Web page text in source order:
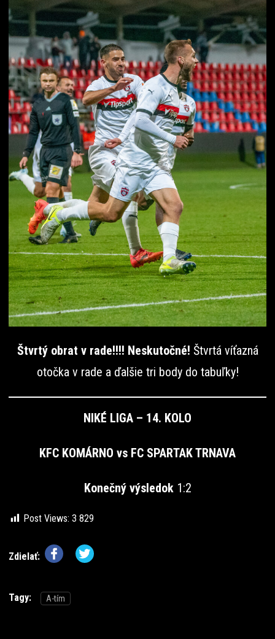
Štvrtý obrat v rade!!!! Neskutočné! Štvrtá víťazná
otočka v rade a ďalšie tri body do tabuľky!
NIKÉ LIGA – 14. KOLO
KFC KOMÁRNO vs FC SPARTAK TRNAVA
Konečný výsledok1:2
Post Views: 3 829
Zdielať:
Tagy: A-tím